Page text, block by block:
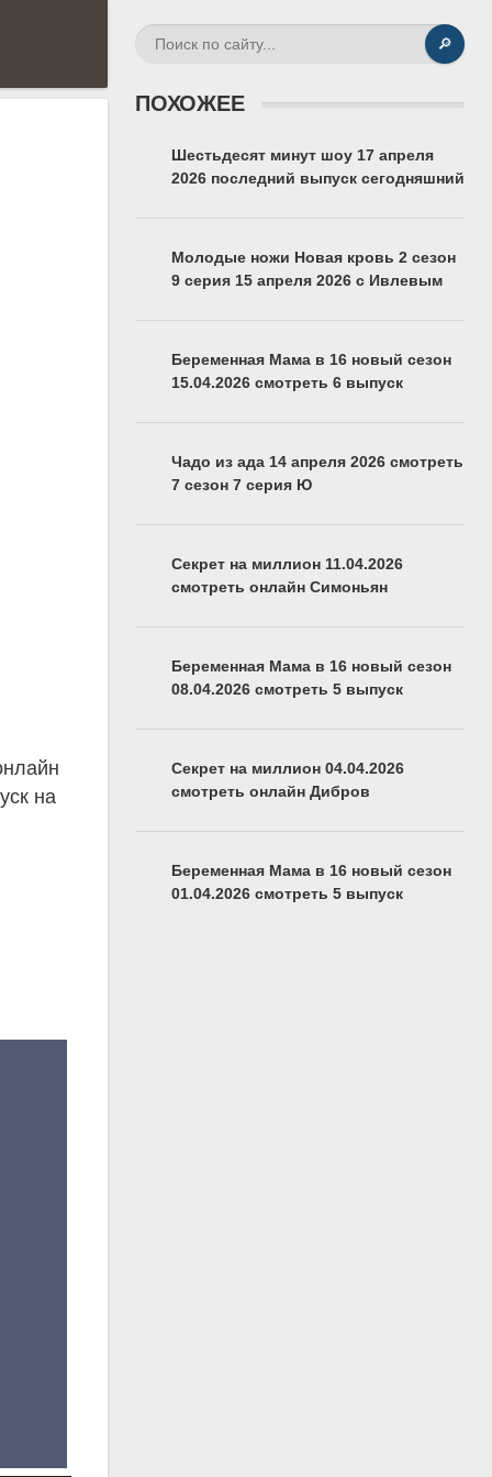
🔎
на
ПОХОЖЕЕ
Шестьдесят минут шоу 17 апреля
2026 последний выпуск сегодняшний
Молодые ножи Новая кровь 2 сезон
9 серия 15 апреля 2026 с Ивлевым
Беременная Мама в 16 новый сезон
15.04.2026 смотреть 6 выпуск
Чадо из ада 14 апреля 2026 смотреть
7 сезон 7 серия Ю
Секрет на миллион 11.04.2026
смотреть онлайн Симоньян
Беременная Мама в 16 новый сезон
08.04.2026 смотреть 5 выпуск
Секрет на миллион 04.04.2026
смотреть онлайн Дибров
Беременная Мама в 16 новый сезон
01.04.2026 смотреть 5 выпуск